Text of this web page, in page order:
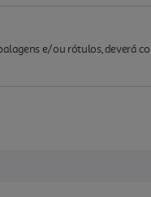
e/ou rótulos, deverá